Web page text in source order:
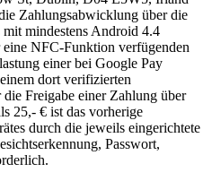
Zahlungsabwicklung über die
mindestens Android 4.4
NFC-Funktion verfügenden
einer bei Google Pay
dort verifizierten
Freigabe einer Zahlung über
25,- € ist das vorherige
durch die jeweils eingerichtete
Passwort,